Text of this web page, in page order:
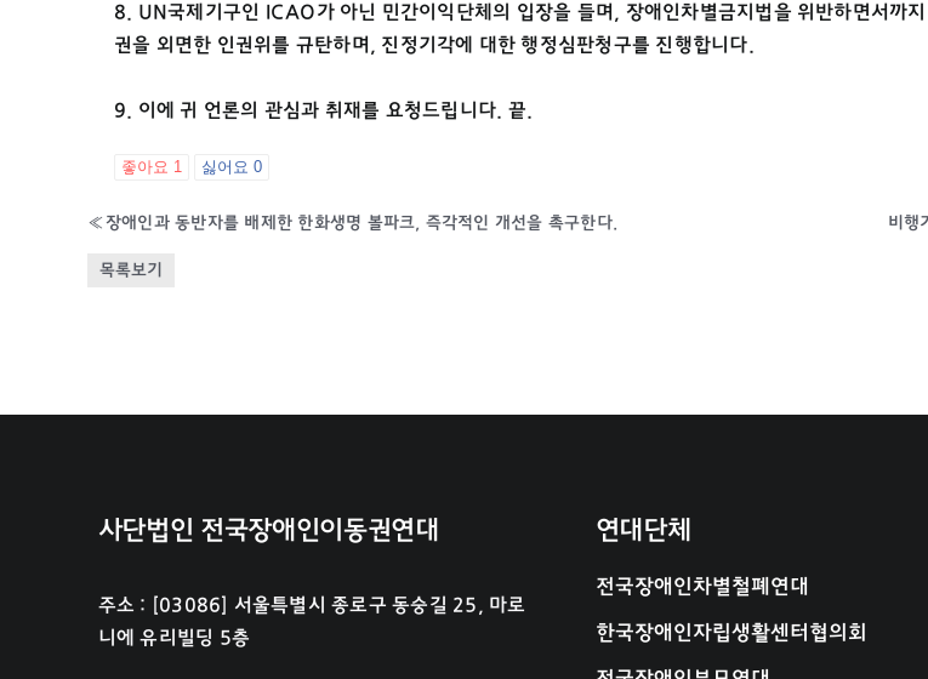
8. UN국제기구인 ICAO가 아닌 민간이익단체의 입장을 들며, 장애인차별금지법을 위반하면서까
권을 외면한 인권위를 규탄하며, 진정기각에 대한 행정심판청구를 진행합니다.
9. 이에 귀 언론의 관심과 취재를 요청드립니다. 끝.
좋아요 1 싫어요0
« 장애인과 동반자를 배제한 한화생명 볼파크, 즉각적인 개선을 촉구한다.
목록보기
사단법인 전국장애인이동권연대
주소 : [03086] 서울특별시 종로구 동숭길 25, 마로
니에 유리빌딩 5층
연대단체
전국장애인차별철폐연대
한국장애인자립생활센터협의회